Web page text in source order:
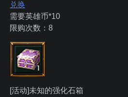
兑换
需要英雄币*10
限购次数：8
[活动]未知的强化石箱